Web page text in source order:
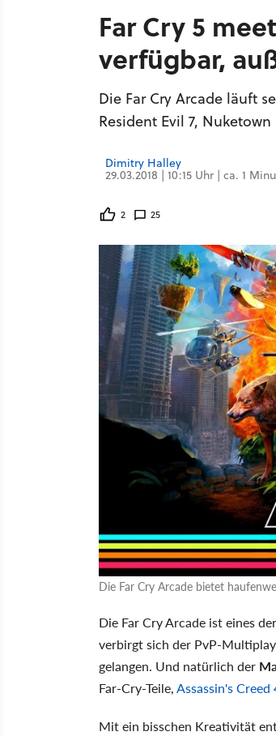
Far Cry 5
verfügbar,
Die Far Cry Arcade läuft
Resident Evil 7,
Dimitry Halley
29.03.2018 | 10:15 Uhr | ca. 1
2 25
Die Far Cry Arcade bietet
Die Far Cry Arcade ist eines
verbirgt sich der PvP-
gelangen. Und natürlich der
Far-Cry-Teile,Assassin's Creed
Mit ein bisschen Kreativität